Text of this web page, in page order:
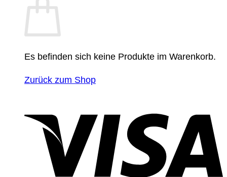
Es befinden sich keine Produkte im Warenkorb.
Zurück zum Shop